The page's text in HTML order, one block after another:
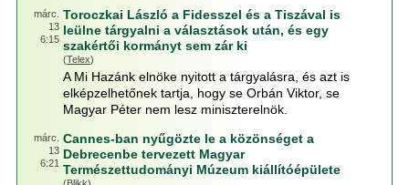
márc.
13
6:15
Toroczkai László a Fidesszel és a Tiszával is
leülne tárgyalni a választások után, és egy
szakértői kormányt sem zár ki
(Telex)
A Mi Hazánk elnöke nyitott a tárgyalásra, és azt is
elképzelhetőnek tartja, hogy se Orbán Viktor, se
Magyar Péter nem lesz miniszterelnök.
márc.
13
6:21
Cannes-ban nyűgözte le a közönséget a
Debrecenbe tervezett Magyar
Természettudományi Múzeum kiállítóépülete